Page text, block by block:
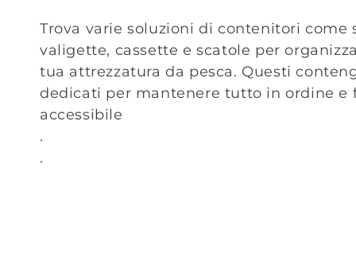
e
c
c
i
Trova varie soluzioni di contenitori come
valigette, cassette e scatole per
tua attrezzatura da pesca. Questi
dedicati per mantenere tutto in ordine e
accessibile
.
.